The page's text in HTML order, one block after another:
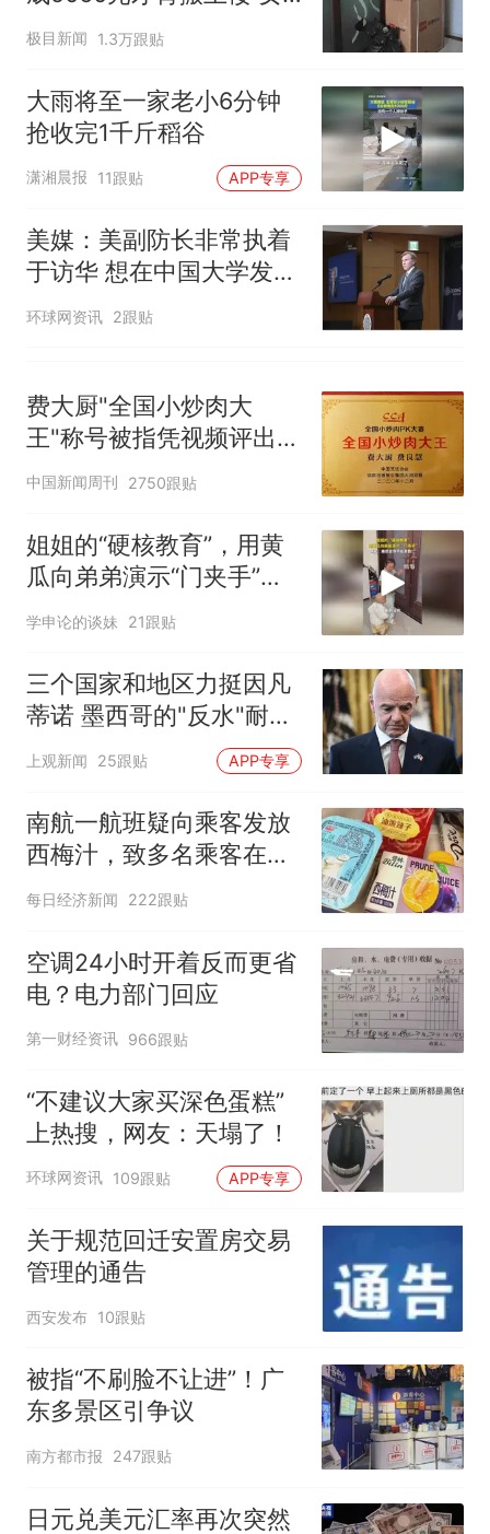
因老师一句“跟我回家”改写了
人生
子傻眼
极目新闻 1.3万跟贴
大雨将至一家老小6分钟
抢收完1千斤稻谷
潇湘晨报 11跟贴 APP专享
美媒：美副防长非常执着
于访华 想在中国大学发表
演讲
环球网资讯 2跟贴
费大厨"全国小炒肉大
王"称号被指凭视频评出
官方回应
中国新闻周刊 2750跟贴
姐姐的“硬核教育”，用黄
瓜向弟弟演示“门夹手”，
网友：果然言传不如身
教！
学申论的谈妹 21跟贴
三个国家和地区力挺因凡
蒂诺 墨西哥的"反水"耐人
寻味
上观新闻 25跟贴 APP专享
南航一航班疑向乘客发放
西梅汁，致多名乘客在飞
行途中排队上厕所！乘
厕所；客服回应：并非每
架飞机都会发放西梅汁
每日经济新闻 222跟贴
空调24小时开着反而更省
电？电力部门回应
第一财经资讯 966跟贴
“不建议大家买深色蛋糕”
上热搜，网友：天塌了！
环球网资讯 109跟贴 APP专享
关于规范回迁安置房交易
管理的通告
西安发布 10跟贴
被指“不刷脸不让进”！广
东多景区引争议
南方都市报 247跟贴
日元兑美元汇率再次突然